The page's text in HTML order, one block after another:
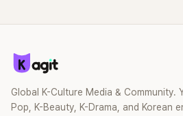
Global K-Culture Media & Community.
Pop, K-Beauty, K-Drama, and Korean